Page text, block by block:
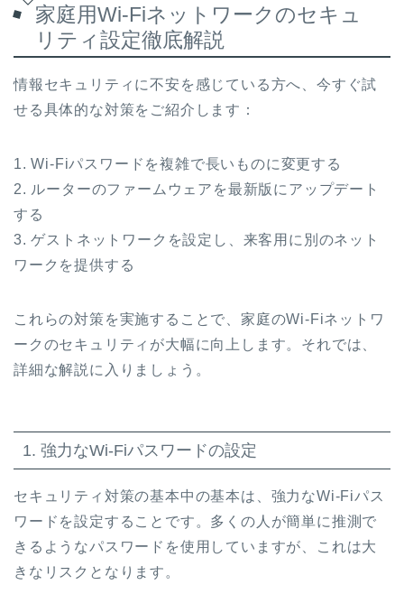
家庭用Wi-Fiネットワークのセキュ
リティ設定徹底解説
情報セキュリティに不安を感じている方へ、今すぐ試
せる具体的な対策をご紹介します：
1. Wi-Fiパスワードを複雑で長いものに変更する
2. ルーターのファームウェアを最新版にアップデート
する
3. ゲストネットワークを設定し、来客用に別のネット
ワークを提供する
これらの対策を実施することで、家庭のWi-Fiネットワ
ークのセキュリティが大幅に向上します。それでは、
詳細な解説に入りましょう。
1. 強力なWi-Fiパスワードの設定
セキュリティ対策の基本中の基本は、強力なWi-Fiパス
ワードを設定することです。多くの人が簡単に推測で
きるようなパスワードを使用していますが、これは大
きなリスクとなります。